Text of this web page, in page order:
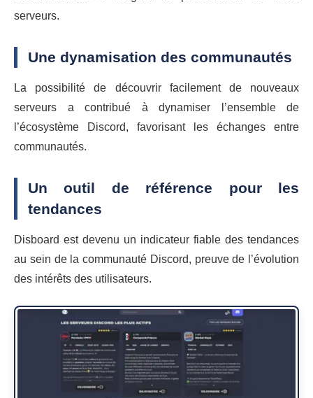
serveurs.
Une dynamisation des communautés
La possibilité de découvrir facilement de nouveaux
serveurs a contribué à dynamiser l’ensemble de
l’écosystème Discord, favorisant les échanges entre
communautés.
Un outil de référence pour les
tendances
Disboard est devenu un indicateur fiable des tendances
au sein de la communauté Discord, preuve de l’évolution
des intérêts des utilisateurs.